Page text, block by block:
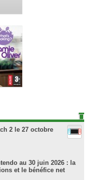
2 le 27 octobre
au 30 juin 2026 : la
et le bénéfice net